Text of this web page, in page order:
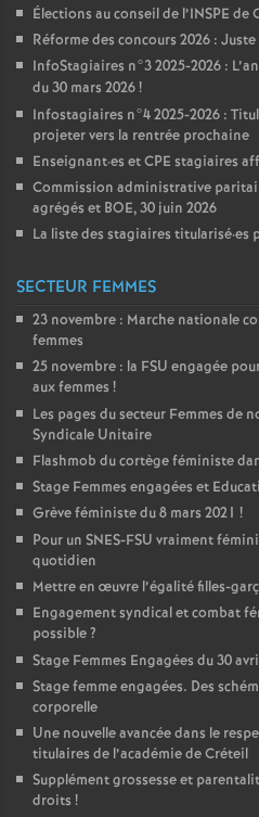
Élections au conseil de l’INSPE de
Réforme des concours 2026 :
InfoStagiaires n°3 2025-2026 :
du 30 mars 2026!
Infostagiaires n°4 2025-2026 :
projeter vers la rentrée prochaine
Enseignant·es etCPE stagiaires
Commission administrative
agrégés et BOE, 30 juin 2026
La liste des stagiaires titularisé·es
SECTEUR FEMMES
23 novembre : Marche nationale
femmes
25 novembre : la FSU engagée
aux femmes !
Les pages du secteur Femmes de
Syndicale Unitaire
Flashmob du cortège féministe
Stage Femmes engagées et
Grève féministe du 8 mars 2021 !
Pour un SNES-FSU vraiment
quotidien
Mettre en œuvre l’égalité filles-
Engagement syndical et combat
possible?
Stage Femmes Engagées du 30
Stage femme engagées. Des
corporelle
Une nouvelle avancée dans le
titulaires de l’académie de Créteil
Supplément grossesse et
droits !